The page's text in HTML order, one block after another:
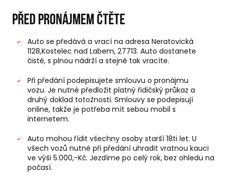
Před pronájmem čtěte
Auto se předává a vrací na adresa Neratovická
1128,Kostelec nad Labem, 27713. Auto dostanete
čisté, s plnou nádrží a stejně tak vracíte.
Při předání podepisujete smlouvu o pronájmu
vozu. Je nutné předložit platný řidičský průkaz a
druhý doklad totožnosti. Smlouvy se podepisují
online, takže je potřeba mít sebou mobil s
internetem.
Auto mohou řídit všechny osoby starší 18ti let. U
všech vozů nutné při předání uhradit vratnou kauci
ve výši 5.000,-Kč. Jezdíme po celý rok, bez ohledu na
počasí.